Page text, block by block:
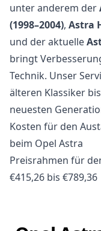
unter anderem der
(1998–2004), Astra
und der aktuelle
bringt
Technik. Unser
älteren Klassiker
neuesten
Kosten für den
beim Opel Astra
Preisrahmen für
€415,26 bis €789,36